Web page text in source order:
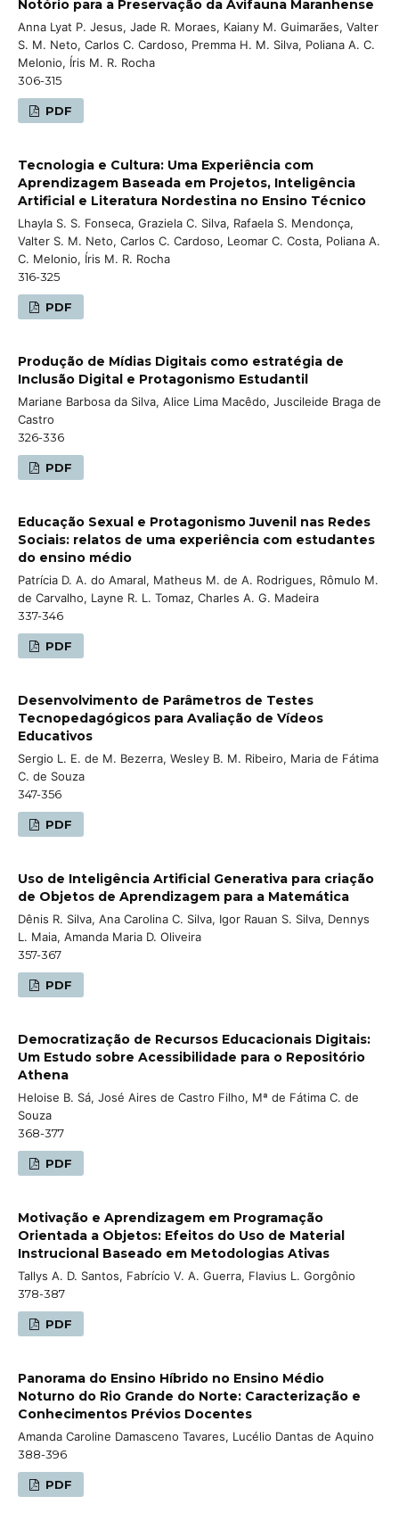
Notório para a Preservação da Avifauna Maranhense
Anna Lyat P. Jesus, Jade R. Moraes, Kaiany M. Guimarães, Valter
S. M. Neto, Carlos C. Cardoso, Premma H. M. Silva, Poliana A. C.
Melonio, Íris M. R. Rocha
306-315
PDF
Tecnologia e Cultura: Uma Experiência com
Aprendizagem Baseada em Projetos, Inteligência
Artificial e Literatura Nordestina no Ensino Técnico
Lhayla S. S. Fonseca, Graziela C. Silva, Rafaela S. Mendonça,
Valter S. M. Neto, Carlos C. Cardoso, Leomar C. Costa, Poliana A.
C. Melonio, Íris M. R. Rocha
316-325
PDF
Produção de Mídias Digitais como estratégia de
Inclusão Digital e Protagonismo Estudantil
Mariane Barbosa da Silva, Alice Lima Macêdo, Juscileide Braga de
Castro
326-336
PDF
Educação Sexual e Protagonismo Juvenil nas Redes
Sociais: relatos de uma experiência com estudantes
do ensino médio
Patrícia D. A. do Amaral, Matheus M. de A. Rodrigues, Rômulo M.
de Carvalho, Layne R. L. Tomaz, Charles A. G. Madeira
337-346
PDF
Desenvolvimento de Parâmetros de Testes
Tecnopedagógicos para Avaliação de Vídeos
Educativos
Sergio L. E. de M. Bezerra, Wesley B. M. Ribeiro, Maria de Fátima
C. de Souza
347-356
PDF
Uso de Inteligência Artificial Generativa para criação
de Objetos de Aprendizagem para a Matemática
Dênis R. Silva, Ana Carolina C. Silva, Igor Rauan S. Silva, Dennys
L. Maia, Amanda Maria D. Oliveira
357-367
PDF
Democratização de Recursos Educacionais Digitais:
Um Estudo sobre Acessibilidade para o Repositório
Athena
Heloise B. Sá, José Aires de Castro Filho, Mª de Fátima C. de
Souza
368-377
PDF
Motivação e Aprendizagem em Programação
Orientada a Objetos: Efeitos do Uso de Material
Instrucional Baseado em Metodologias Ativas
Tallys A. D. Santos, Fabrício V. A. Guerra, Flavius L. Gorgônio
378-387
PDF
Panorama do Ensino Híbrido no Ensino Médio
Noturno do Rio Grande do Norte: Caracterização e
Conhecimentos Prévios Docentes
Amanda Caroline Damasceno Tavares, Lucélio Dantas de Aquino
388-396
PDF